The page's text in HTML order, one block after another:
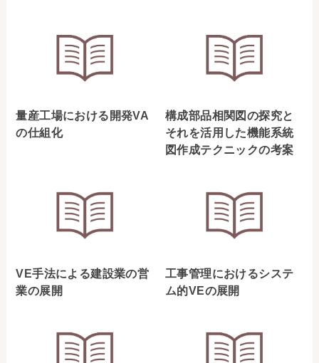
量産工場における開発VA
の仕組化
構成部品相関図の探究と
それを活用した機能系統
図作成テクニックの考案
VE手法による建設業の営
業の展開
工事管理におけるシステ
ム的VEの展開